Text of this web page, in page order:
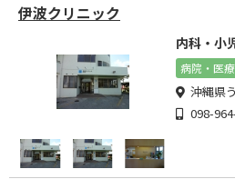
伊波クリニック
内科・小
病院・医療
沖縄県
098-